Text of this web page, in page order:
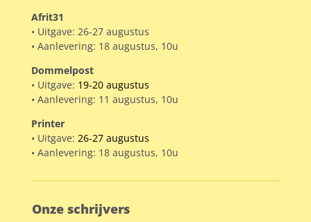
Afrit31
• Uitgave: 26-27 augustus
• Aanlevering: 18 augustus, 10u
Dommelpost
• Uitgave: 19-20 augustus
• Aanlevering: 11 augustus, 10u
Printer
• Uitgave: 26-27 augustus
• Aanlevering: 18 augustus, 10u
Onze schrijvers